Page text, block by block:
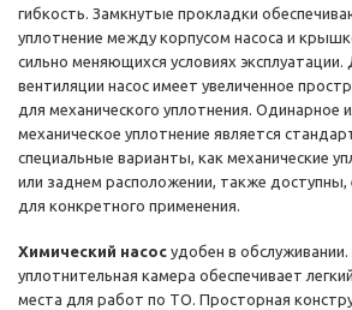
гибкость. Замкнутые прокладки
уплотнение между корпусом насоса и
сильно меняющихся условиях эксплуатации.
вентиляции насос имеет увеличенное
для механического уплотнения. Одинарное
механическое уплотнение является
специальные варианты, как механические
или заднем расположении, также доступны,
для конкретного применения.
Химический насос удобен в
уплотнительная камера обеспечивает
места для работ по ТО. Просторная